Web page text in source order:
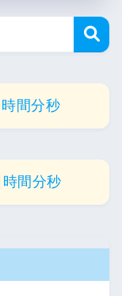
時間分秒
時間分秒